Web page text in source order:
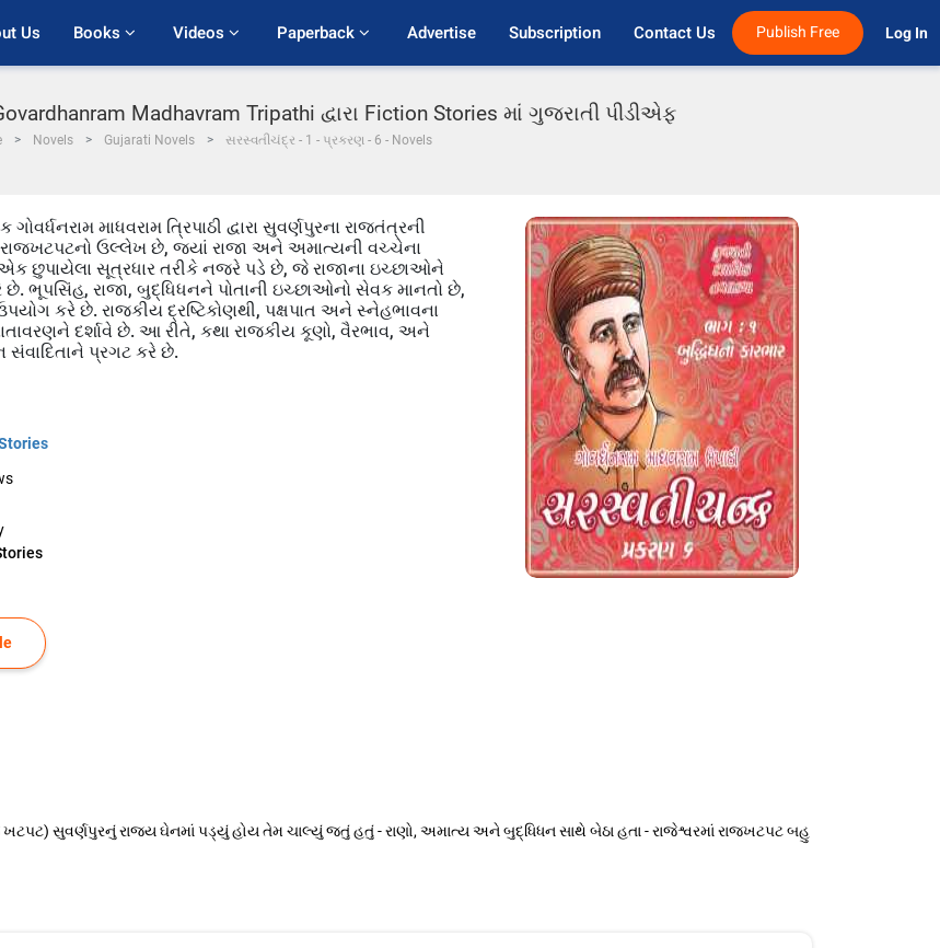
Us Books Videos Paperback Advertise Subscription Contact Us Publish Free Log In
Madhavram Tripathi દ્વારા Fiction Stories માં ગુજરાતી પીડીએફ
Novels Gujarati Novels સરસ્વતીચંદ્ર - 1 - પ્રકરણ - 6 - Novels
માધવરામ ત્રિપાઠી દ્વારા સુવર્ણપુરના રાજતંત્રની
રાજખટપટનો ઉલ્લેખ છે, જ્યાં રાજા અને અમાત્યની વચ્ચેના
છુપાયેલા સૂત્રધાર તરીકે નજરે પડે છે, જે રાજાના ઇચ્છાઓને
ભૂપસિંહ, રાજા, બુદ્ધિધનને પોતાની ઇચ્છાઓનો સેવક માનતો છે,
કરે છે. રાજકીય દ્રષ્ટિકોણથી, પક્ષપાત અને સ્નેહભાવના
દર્શાવે છે. આ રીતે, કથા રાજકીય કૂણો, વૈરભાવ, અને
પ્રગટ કરે છે.
ખટપટ) સુવર્ણપુરનું રાજ્ય ઘેનમાં પડ્યું હોય તેમ ચાલ્યું જતું હતું - રાણો, અમાત્ય અને બુદ્ધિધન સાથે બેઠા હતા - રાજેશ્વરમાં રાજખટપટ બહુ